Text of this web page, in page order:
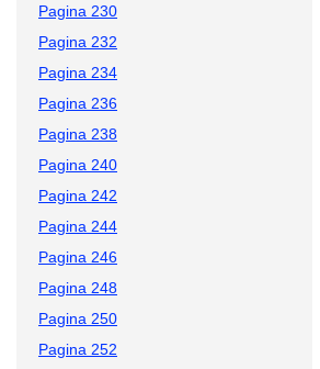
Pagina 230
Pagina 232
Pagina 234
Pagina 236
Pagina 238
Pagina 240
Pagina 242
Pagina 244
Pagina 246
Pagina 248
Pagina 250
Pagina 252